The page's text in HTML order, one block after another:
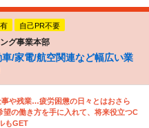
自己PR不要
グ事業本部
/家電/航空関連など幅広い業
や残業…疲労困憊の日々とはおさら
の働き方を手に入れて、将来役立つC
もGET